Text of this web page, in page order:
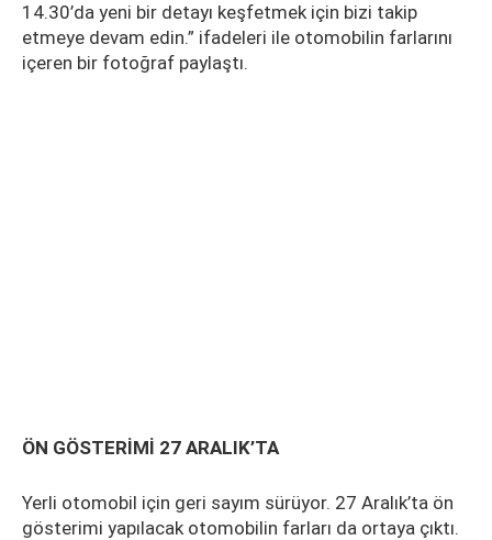
14.30’da yeni bir detayı keşfetmek için bizi takip
etmeye devam edin.” ifadeleri ile otomobilin farlarını
içeren bir fotoğraf paylaştı.
ÖN GÖSTERİMİ 27 ARALIK’TA
Yerli otomobil için geri sayım sürüyor. 27 Aralık’ta ön
gösterimi yapılacak otomobilin farları da ortaya çıktı.